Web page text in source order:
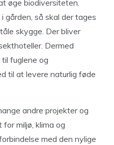
øge biodiversiteten.
gården, så skal der tages
skygge. Der bliver
Dermed
fuglene og
til at levere naturlig føde
andre projekter og
miljø, klima og
med den nylige